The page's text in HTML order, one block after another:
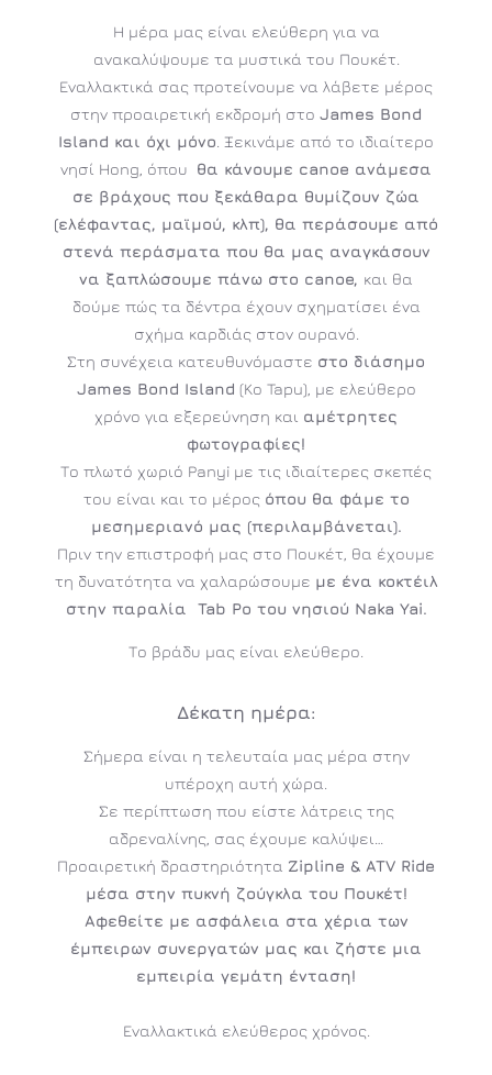
Η μέρα μας είναι ελεύθερη για να
ανακαλύψουμε τα μυστικά του Πουκέτ.
Εναλλακτικά σας προτείνουμε να λάβετε μέρος
στην προαιρετική εκδρομή στο James Bond
Island και όχι μόνο . Ξεκινάμε από το ιδιαίτερο
νησί Hong, όπου θα κάνουμε canoe ανάμεσα
σε βράχους που ξεκάθαρα θυμίζουν ζώα
(ελέφαντας, μαϊμού, κλπ), θα περάσουμε από
στενά περάσματα που θα μας αναγκάσουν
να ξαπλώσουμε πάνω στο canoe, και θα
δούμε πώς τα δέντρα έχουν σχηματίσει ένα
σχήμα καρδιάς στον ουρανό.
Στη συνέχεια κατευθυνόμαστε στο διάσημο
James Bond Island (Ko Tapu), με ελεύθερο
χρόνο για εξερεύνηση και αμέτρητες
φωτογραφίες!
Το πλωτό χωριό Panyi με τις ιδιαίτερες σκεπές
του είναι και το μέρος όπου θα φάμε το
μεσημεριανό μας (περιλαμβάνεται).
Πριν την επιστροφή μας στο Πουκέτ, θα έχουμε
τη δυνατότητα να χαλαρώσουμε με ένα κοκτέιλ
στην παραλία Tab Po του νησιού Naka Yai.
Το βράδυ μας είναι ελεύθερο.
Δέκατη ημέρα:
Σήμερα είναι η τελευταία μας μέρα στην
υπέροχη αυτή χώρα.
Σε περίπτωση που είστε λάτρεις της
αδρεναλίνης, σας έχουμε καλύψει…
Προαιρετική δραστηριότητα Zipline & ATV Ride
μέσα στην πυκνή ζούγκλα του Πουκέτ!
Αφεθείτε με ασφάλεια στα χέρια των
έμπειρων συνεργατών μας και ζήστε μια
εμπειρία γεμάτη ένταση!
Εναλλακτικά ελεύθερος χρόνος.